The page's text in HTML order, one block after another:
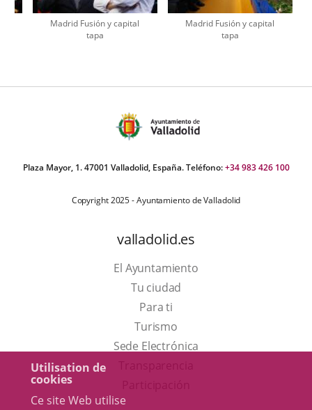
Utilisation de
cookies
Ce site Web utilise
Madrid Fusión y capital
tapa
Madrid Fusión y capital
tapa
Plaza Mayor, 1. 47001 Valladolid, España. Teléfono:+34 983 426 100
Copyright 2025 - Ayuntamiento de Valladolid
valladolid.es
El Ayuntamiento
Tu ciudad
Para ti
TurismoEste
enlace
Sede Electrónica